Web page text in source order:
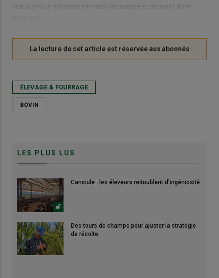
ÉLEVAGE & FOURRAGE
BOVIN
LES PLUS LUS
Canicule : les éleveurs redoublent d'ingéniosité
Des tours de champs pour ajuster la stratégie
de récolte